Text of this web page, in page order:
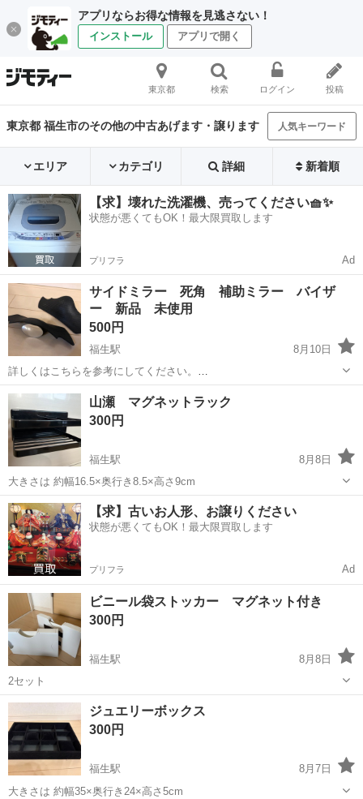
アプリならお得な情報を見逃さない！
インストール アプリで開く
東京都 検索 ログイン 投稿
東京都 福生市のその他の中古あげます・譲ります 人気キーワード
エリア カテゴリ 詳細 新着順
【求】壊れた洗濯機、売ってください🧺✨
状態が悪くてもOK！最大限買取します
プリフラ Ad
サイドミラー 死角 補助ミラー バイザ
ー 新品 未使用
500円
福生駅
8月10日
詳しくはこちらを参考にしてください。
https://www.amazon.co.jp/BESPORTBLE-
%E8%BB%8A%E3%81%AE%E3%83%9F%E3%83%A9%E3%83%B
C%E3%81%AE%E...
東京 福生市 福生駅 その他 ミラー
山瀬 マグネットラック
300円
福生駅
8月8日
大きさは 約幅16.5×奥行き8.5×高さ9cm
東京 福生市 福生駅 その他
【求】古いお人形、お譲りください
状態が悪くてもOK！最大限買取します
プリフラ Ad
ビニール袋ストッカー マグネット付き
300円
福生駅
8月8日
2セット
東京 福生市 福生駅 その他
ジュエリーボックス
300円
福生駅
8月7日
大きさは 約幅35×奥行き24×高さ5cm